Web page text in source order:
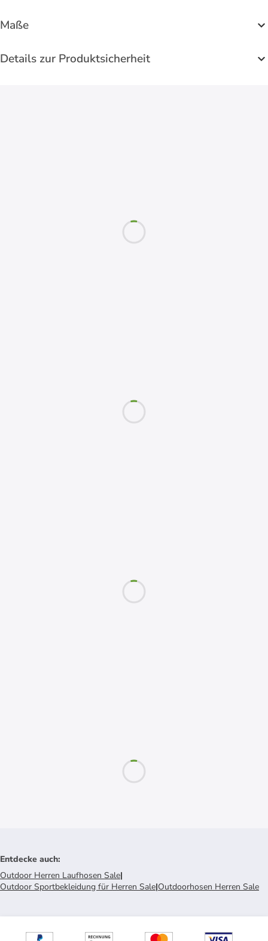
Maße
Details zur Produktsicherheit
Entdecke auch:
Outdoor Herren Laufhosen Sale|
Outdoor Sportbekleidung für Herren Sale|Outdoorhosen Herren Sale